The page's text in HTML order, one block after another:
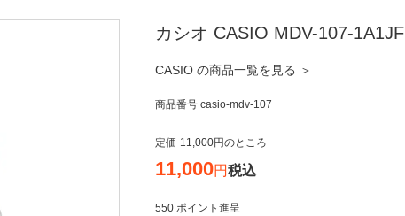
カシオ CASIO MDV-107-1A1JF
CASIO の商品一覧を見る ＞
商品番号 casio-mdv-107
定価 11,000 のところ
11,000 税込
550 ポイント進呈